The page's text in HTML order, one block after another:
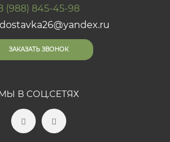
(988) 845-45-98
ЗАКАЗАТЬ ЗВОНОК
В СОЦ.СЕТЯХ